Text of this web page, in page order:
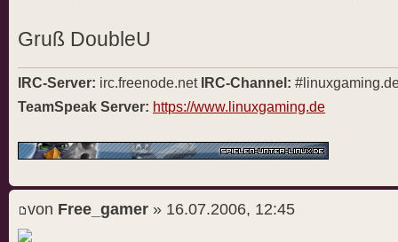
Gruß DoubleU
IRC-Server: irc.freenode.net IRC-Channel:
TeamSpeak Server: https://www.linuxgaming.de
von Free_gamer » 16.07.2006, 12:45